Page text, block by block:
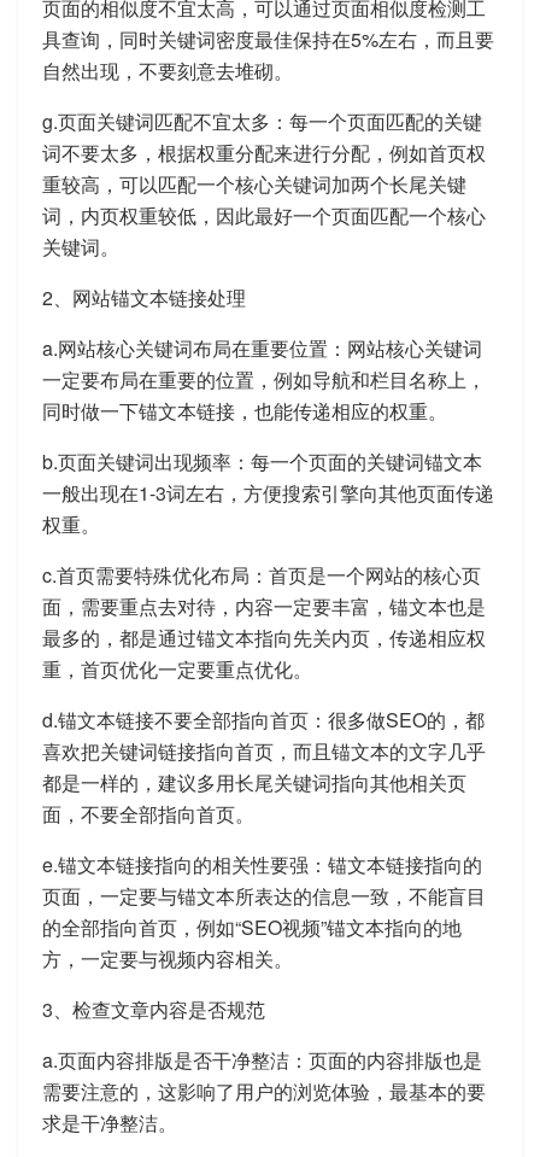
页面的相似度不宜太高，可以通过页面相似度检测工
具查询，同时关键词密度最佳保持在5%左右，而且要
自然出现，不要刻意去堆砌。
g.页面关键词匹配不宜太多：每一个页面匹配的关键
词不要太多，根据权重分配来进行分配，例如首页权
重较高，可以匹配一个核心关键词加两个长尾关键
词，内页权重较低，因此最好一个页面匹配一个核心
关键词。
2、网站锚文本链接处理
a.网站核心关键词布局在重要位置：网站核心关键词
一定要布局在重要的位置，例如导航和栏目名称上，
同时做一下锚文本链接，也能传递相应的权重。
b.页面关键词出现频率：每一个页面的关键词锚文本
一般出现在1-3词左右，方便搜索引擎向其他页面传递
权重。
c.首页需要特殊优化布局：首页是一个网站的核心页
面，需要重点去对待，内容一定要丰富，锚文本也是
最多的，都是通过锚文本指向先关内页，传递相应权
重，首页优化一定要重点优化。
d.锚文本链接不要全部指向首页：很多做SEO的，都
喜欢把关键词链接指向首页，而且锚文本的文字几乎
都是一样的，建议多用长尾关键词指向其他相关页
面，不要全部指向首页。
e.锚文本链接指向的相关性要强：锚文本链接指向的
页面，一定要与锚文本所表达的信息一致，不能盲目
的全部指向首页，例如“SEO视频”锚文本指向的地
方，一定要与视频内容相关。
3、检查文章内容是否规范
a.页面内容排版是否干净整洁：页面的内容排版也是
需要注意的，这影响了用户的浏览体验，最基本的要
求是干净整洁。